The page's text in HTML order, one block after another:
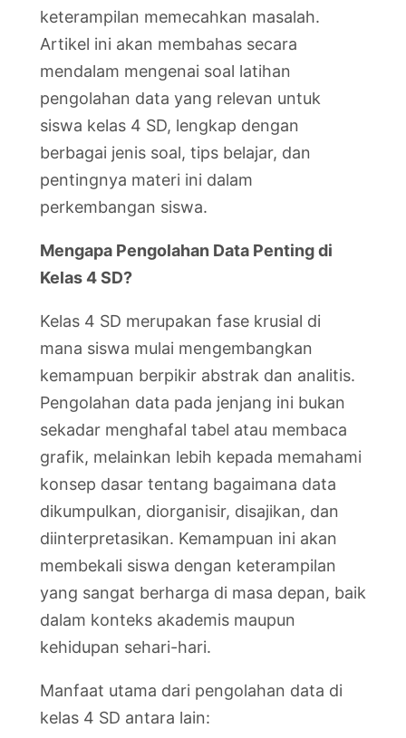
keterampilan memecahkan masalah.
Artikel ini akan membahas secara
mendalam mengenai soal latihan
pengolahan data yang relevan untuk
siswa kelas 4 SD, lengkap dengan
berbagai jenis soal, tips belajar, dan
pentingnya materi ini dalam
perkembangan siswa.
Mengapa Pengolahan Data Penting di
Kelas 4 SD?
Kelas 4 SD merupakan fase krusial di
mana siswa mulai mengembangkan
kemampuan berpikir abstrak dan analitis.
Pengolahan data pada jenjang ini bukan
sekadar menghafal tabel atau membaca
grafik, melainkan lebih kepada memahami
konsep dasar tentang bagaimana data
dikumpulkan, diorganisir, disajikan, dan
diinterpretasikan. Kemampuan ini akan
membekali siswa dengan keterampilan
yang sangat berharga di masa depan, baik
dalam konteks akademis maupun
kehidupan sehari-hari.
Manfaat utama dari pengolahan data di
kelas 4 SD antara lain: